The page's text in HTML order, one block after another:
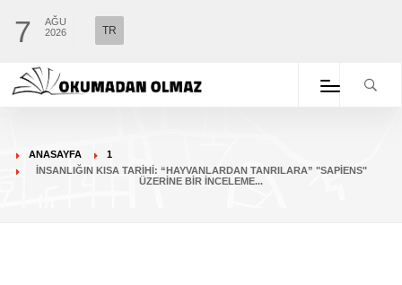
7
AĞU
2026
TR
ANASAYFA
1
İNSANLIĞIN KISA TARIHI: “HAYVANLARDAN TANRILARA” "SAPIENS"
ÜZERINE BIR İNCELEME...